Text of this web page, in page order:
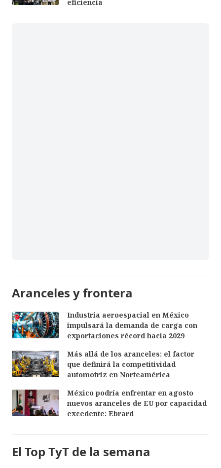
eficiencia
Aranceles y frontera
Industria aeroespacial en México
impulsará la demanda de carga con
exportaciones récord hacia 2029
Más allá de los aranceles: el factor
que definirá la competitividad
automotriz en Norteamérica
México podría enfrentar en agosto
nuevos aranceles de EU por capacidad
excedente: Ebrard
El Top TyT de la semana